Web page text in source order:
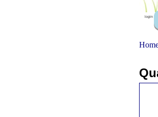
login